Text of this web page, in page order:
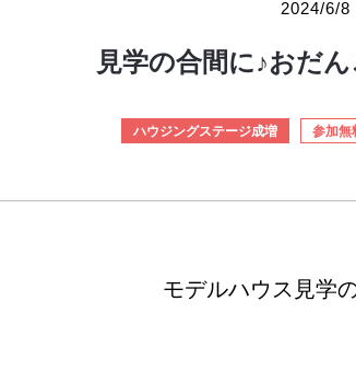
2024/6/8
見学の合間に♪おだ
ハウジングステージ成増 参加無
モデルハウス見学